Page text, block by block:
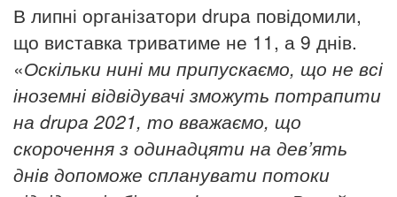
В липні організатори drupa повідомили,
що виставка триватиме не 11, а 9 днів.
«Оскільки нині ми припускаємо, що не всі
іноземні відвідувачі зможуть потрапити
на drupa 2021, то вважаємо, що
скорочення з одинадцяти на дев’ять
днів допоможе спланувати потоки